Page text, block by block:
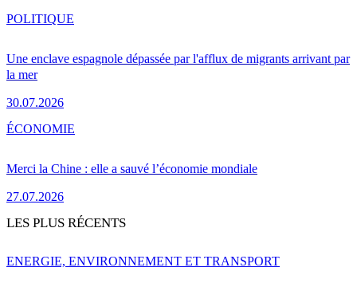
Une enclave espagnole dépassée par l'afflux de migrants arrivant par
la mer
30.07.2026
POLITIQUE
Merci la Chine : elle a sauvé l’économie mondiale
27.07.2026
ÉCONOMIE
LES PLUS RÉCENTS
ENERGIE, ENVIRONNEMENT ET TRANSPORT